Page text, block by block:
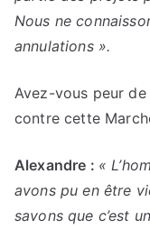
Nous ne
annulations ».
Avez-vous peur
contre cette
Alexandre : «
avons pu en être
savons que c’est